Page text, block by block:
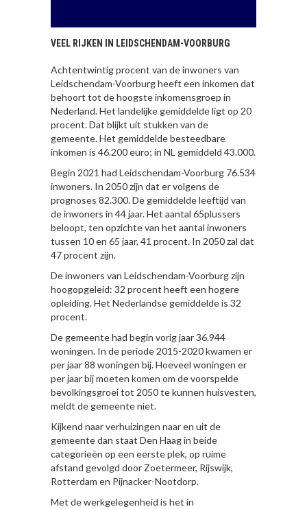
VEEL RIJKEN IN LEIDSCHENDAM-VOORBURG
Achtentwintig procent van de inwoners van
Leidschendam-Voorburg heeft een inkomen dat
behoort tot de hoogste inkomensgroep in
Nederland. Het landelijke gemiddelde ligt op 20
procent. Dat blijkt uit stukken van de
gemeente. Het gemiddelde besteedbare
inkomen is 46.200 euro; in NL gemiddeld 43.000.
Begin 2021 had Leidschendam-Voorburg 76.534
inwoners. In 2050 zijn dat er volgens de
prognoses 82.300. De gemiddelde leeftijd van
de inwoners in 44 jaar. Het aantal 65plussers
beloopt, ten opzichte van het aantal inwoners
tussen 10 en 65 jaar, 41 procent. In 2050 zal dat
47 procent zijn.
De inwoners van Leidschendam-Voorburg zijn
hoogopgeleid: 32 procent heeft een hogere
opleiding. Het Nederlandse gemiddelde is 32
procent.
De gemeente had begin vorig jaar 36.944
woningen. In de periode 2015-2020 kwamen er
per jaar 88 woningen bij. Hoeveel woningen er
per jaar bij moeten komen om de voorspelde
bevolkingsgroei tot 2050 te kunnen huisvesten,
meldt de gemeente niet.
Kijkend naar verhuizingen naar en uit de
gemeente dan staat Den Haag in beide
categorieën op een eerste plek, op ruime
afstand gevolgd door Zoetermeer, Rijswijk,
Rotterdam en Pijnacker-Nootdorp.
Met de werkgelegenheid is het in